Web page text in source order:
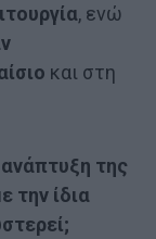
, ενώ
και στη
ανάπτυξη της
την ίδια